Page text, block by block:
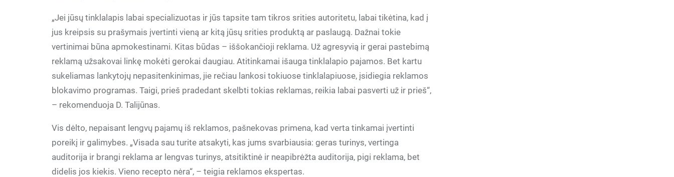
„Jei jūsų tinklalapis labai specializuotas ir jūs tapsite tam tikros srities autoritetu, labai tikėtina, kad į
jus kreipsis su prašymais įvertinti vieną ar kitą jūsų srities produktą ar paslaugą. Dažnai tokie
vertinimai būna apmokestinami. Kitas būdas – iššokančioji reklama. Už agresyvią ir gerai pastebimą
reklamą užsakovai linkę mokėti gerokai daugiau. Atitinkamai išauga tinklalapio pajamos. Bet kartu
sukeliamas lankytojų nepasitenkinimas, jie rečiau lankosi tokiuose tinklalapiuose, įsidiegia reklamos
blokavimo programas. Taigi, prieš pradedant skelbti tokias reklamas, reikia labai pasverti už ir prieš“,
– rekomenduoja D. Talijūnas.
Vis dėlto, nepaisant lengvų pajamų iš reklamos, pašnekovas primena, kad verta tinkamai įvertinti
poreikį ir galimybes. „Visada sau turite atsakyti, kas jums svarbiausia: geras turinys, vertinga
auditorija ir brangi reklama ar lengvas turinys, atsitiktinė ir neapibrėžta auditorija, pigi reklama, bet
didelis jos kiekis. Vieno recepto nėra“, – teigia reklamos ekspertas.